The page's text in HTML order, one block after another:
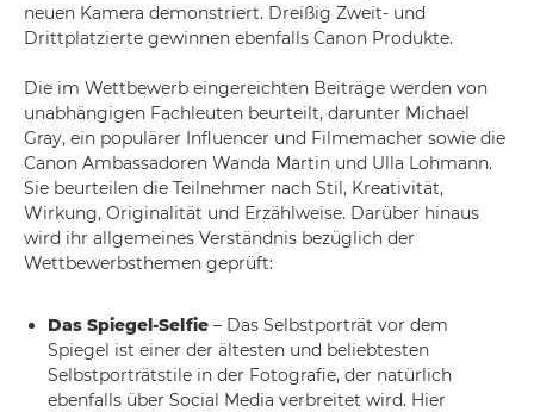
neuen Kamera demonstriert. Dreißig Zweit- und
Drittplatzierte gewinnen ebenfalls Canon Produkte.
Die im Wettbewerb eingereichten Beiträge werden von
unabhängigen Fachleuten beurteilt, darunter Michael
Gray, ein populärer Influencer und Filmemacher sowie die
Canon Ambassadoren Wanda Martin und Ulla Lohmann.
Sie beurteilen die Teilnehmer nach Stil, Kreativität,
Wirkung, Originalität und Erzählweise. Darüber hinaus
wird ihr allgemeines Verständnis bezüglich der
Wettbewerbsthemen geprüft:
Das Spiegel-Selfie – Das Selbstporträt vor dem
Spiegel ist einer der ältesten und beliebtesten
Selbstporträtstile in der Fotografie, der natürlich
ebenfalls über Social Media verbreitet wird. Hier